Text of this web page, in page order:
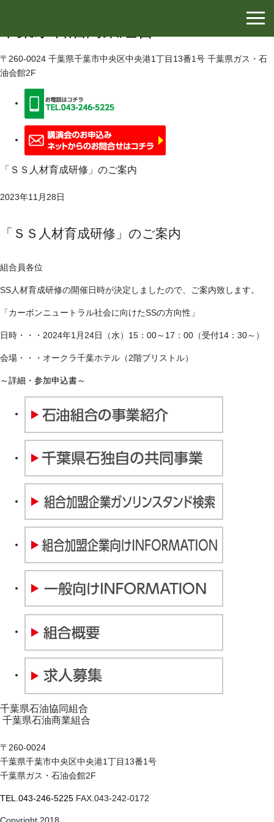
〒260-0024 千葉県千葉市中央区中央港1丁目13番1号 千葉県ガス・石
油会館2F
「ＳＳ人材育成研修」のご案内
2023年11月28日
「ＳＳ人材育成研修」のご案内
組合員各位
SS人材育成研修の開催日時が決定しましたので、ご案内致します。
「カーボンニュートラル社会に向けたSSの方向性」
日時・・・2024年1月24日（水）15：00～17：00（受付14：30～）
会場・・・オークラ千葉ホテル（2階ブリストル）
～詳細・参加申込書～
千葉県石油協同組合
千葉県石油商業組合
〒260-0024
千葉県千葉市中央区中央港1丁目13番1号
千葉県ガス・石油会館2F
TEL.043-246-5225 FAX.043-242-0172